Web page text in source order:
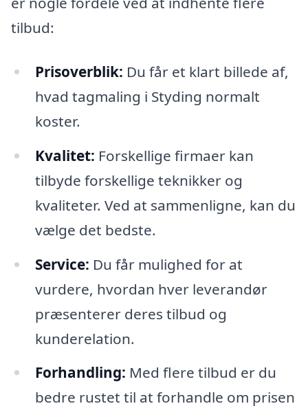
tilbud:
Prisoverblik: Du får et klart billede af,
hvad tagmaling i Styding normalt
koster.
Kvalitet: Forskellige firmaer kan
tilbyde forskellige teknikker og
kvaliteter. Ved at sammenligne, kan du
vælge det bedste.
Service: Du får mulighed for at
vurdere, hvordan hver leverandør
præsenterer deres tilbud og
kunderelation.
Forhandling: Med flere tilbud er du
bedre rustet til at forhandle om prisen